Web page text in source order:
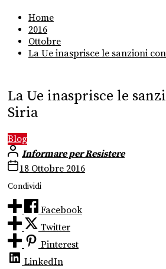
Home
2016
Ottobre
La Ue inasprisce le sanzioni
La Ue inasprisce le
Siria
Blog
Informare per Resistere
18 Ottobre 2016
Condividi
Facebook
Twitter
Pinterest
LinkedIn